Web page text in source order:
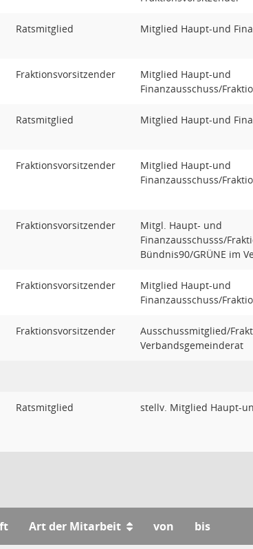
Ratsmitglied Mitglied Haupt-und
Fraktionsvorsitzender
Mitglied Haupt-und
Finanzausschuss/
Ratsmitglied Mitglied Haupt-und
Fraktionsvorsitzender
Mitglied Haupt-und
Finanzausschuss/
Fraktionsvorsitzender
Mitgl. Haupt- und
Finanzausschusss/
Bündnis90/GRÜNE im
Fraktionsvorsitzender
Mitglied Haupt-und
Finanzausschuss/
Fraktionsvorsitzender
Ausschussmitglied/
Verbandsgemeinderat
Ratsmitglied stellv. Mitglied Haupt-
Art der Mitarbeit von bis